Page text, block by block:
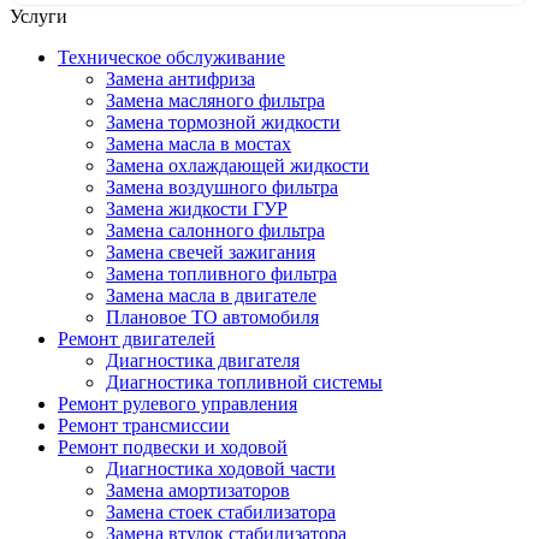
Услуги
Техническое обслуживание
Замена антифриза
Замена масляного фильтра
Замена тормозной жидкости
Замена масла в мостах
Замена охлаждающей жидкости
Замена воздушного фильтра
Замена жидкости ГУР
Замена салонного фильтра
Замена свечей зажигания
Замена топливного фильтра
Замена масла в двигателе
Плановое ТО автомобиля
Ремонт двигателей
Диагностика двигателя
Диагностика топливной системы
Ремонт рулевого управления
Ремонт трансмиссии
Ремонт подвески и ходовой
Диагностика ходовой части
Замена амортизаторов
Замена стоек стабилизатора
Замена втулок стабилизатора